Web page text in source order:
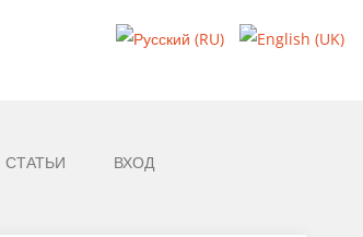
СТАТЬИ ВХОД